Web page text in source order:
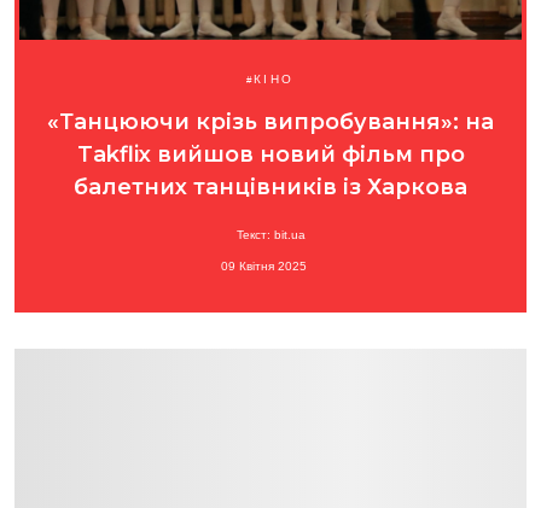
КІНО
«Танцюючи крізь випробування»: на
Takflix вийшов новий фільм про
балетних танцівників із Харкова
Текст: bit.ua
09 Квітня 2025